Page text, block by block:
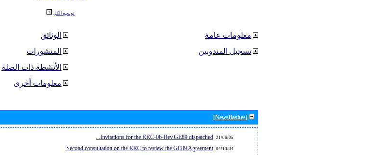
توسيع الكل
الوثائق
المنشورات
الأنشطة ذات الصلة
معلومات أخرى
معلومات عامة
تسجيل المندوبين
[Newsflashes]
21/06/05
Invitations for the RRC-06-Rev.GE89 dispatched...
04/10/04
Second consultation on the RRC to review the GE89 Agreement